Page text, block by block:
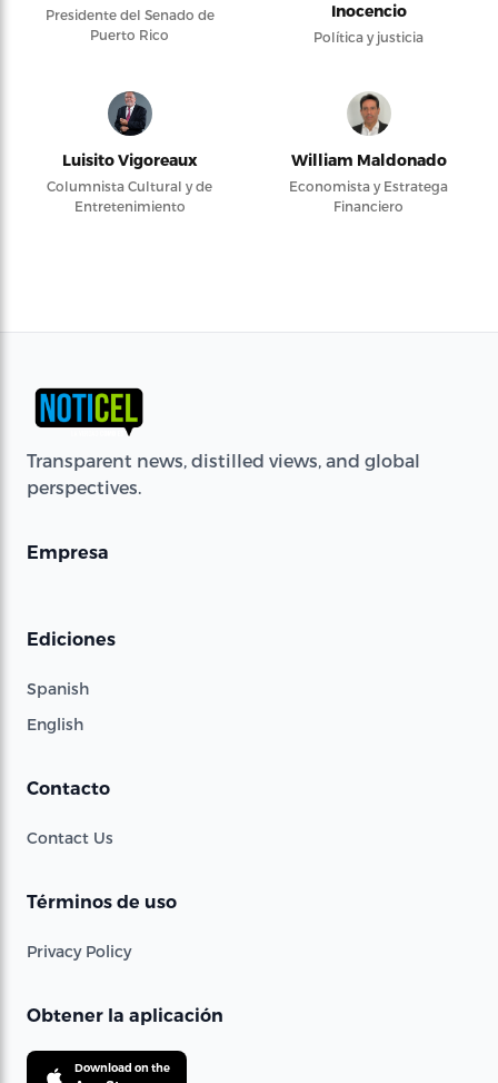
Presidente del Senado de
Puerto Rico
Inocencio
Política y justicia
Luisito Vigoreaux
Columnista Cultural y de
Entretenimiento
William Maldonado
Economista y Estratega
Financiero
Transparent news, distilled views, and global
perspectives.
Empresa
Ediciones
Spanish
English
Contacto
Contact Us
Términos de uso
Privacy Policy
Obtener la aplicación
Download on the